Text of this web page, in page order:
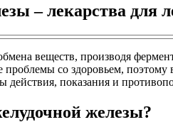
– лекарства для
веществ, производя
проблемы со здоровьем,
показания и
железы?